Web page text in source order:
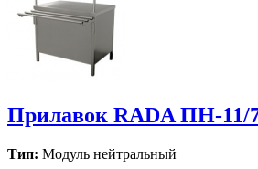
Прилавок RADA ПН-
Тип: Модуль нейтральный